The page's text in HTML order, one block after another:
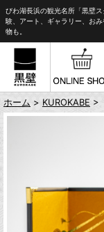
びわ湖長浜の観光名所「黒壁
験、アート、ギャラリー、お
物も。
ホーム > KUROKABE >